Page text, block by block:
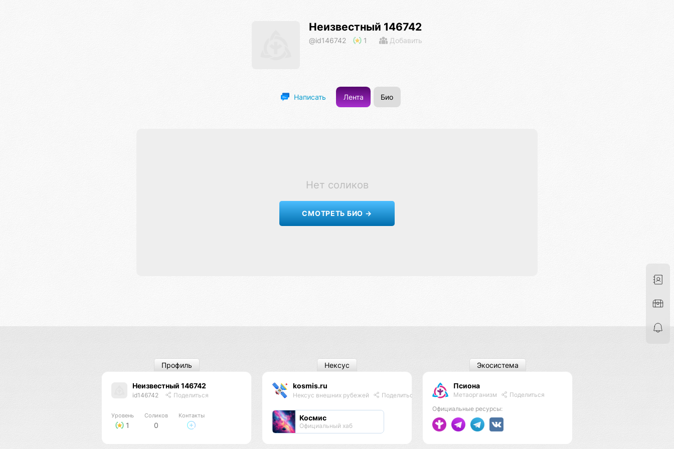
Неизвестный 146742
@id146742 1 Добавить
Написать Лента Био
Нет соликов
СМОТРЕТЬ БИО →
Неизвестный 146742
id146742 Поделиться
Уровень
1
Соликов
0
Контакты
Профиль
kosmis.ru
Нексус внешних рубежей Поделиться
Космис
Официальный хаб
Нексус
Псиона
Метаорганизм
Поделиться
Официальные ресурсы:
Экосистема